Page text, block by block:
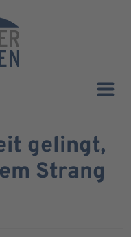
gelingt,
Strang